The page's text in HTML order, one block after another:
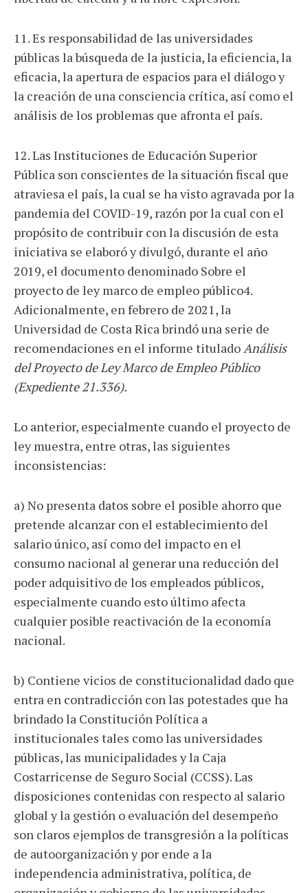
11. Es responsabilidad de las universidades
públicas la búsqueda de la justicia, la eficiencia, la
eficacia, la apertura de espacios para el diálogo y
la creación de una consciencia crítica, así como el
análisis de los problemas que afronta el país.
12. Las Instituciones de Educación Superior
Pública son conscientes de la situación fiscal que
atraviesa el país, la cual se ha visto agravada por la
pandemia del COVID-19, razón por la cual con el
propósito de contribuir con la discusión de esta
iniciativa se elaboró y divulgó, durante el año
2019, el documento denominado Sobre el
proyecto de ley marco de empleo público4.
Adicionalmente, en febrero de 2021, la
Universidad de Costa Rica brindó una serie de
recomendaciones en el informe titulado Análisis
del Proyecto de Ley Marco de Empleo Público
(Expediente 21.336).
Lo anterior, especialmente cuando el proyecto de
ley muestra, entre otras, las siguientes
inconsistencias:
a) No presenta datos sobre el posible ahorro que
pretende alcanzar con el establecimiento del
salario único, así como del impacto en el
consumo nacional al generar una reducción del
poder adquisitivo de los empleados públicos,
especialmente cuando esto último afecta
cualquier posible reactivación de la economía
nacional.
b) Contiene vicios de constitucionalidad dado que
entra en contradicción con las potestades que ha
brindado la Constitución Política a
institucionales tales como las universidades
públicas, las municipalidades y la Caja
Costarricense de Seguro Social (CCSS). Las
disposiciones contenidas con respecto al salario
global y la gestión o evaluación del desempeño
son claros ejemplos de transgresión a la políticas
de autoorganización y por ende a la
independencia administrativa, política, de